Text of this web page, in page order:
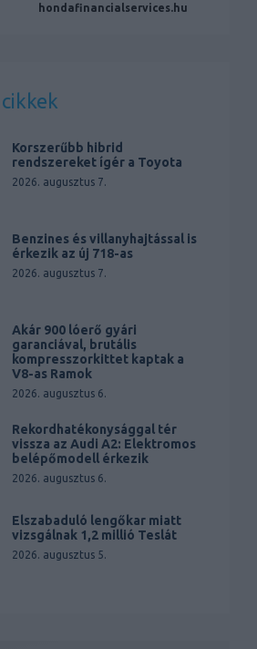
hondafinancialservices.hu
Korszerűbb hibrid
rendszereket ígér a Toyota
2026. augusztus 7.
Benzines és villanyhajtással is
érkezik az új 718-as
2026. augusztus 7.
Akár 900 lóerő gyári
garanciával, brutális
kompresszorkittet kaptak a
V8-as Ramok
2026. augusztus 6.
Rekordhatékonysággal tér
vissza az Audi A2: Elektromos
belépőmodell érkezik
2026. augusztus 6.
Elszabaduló lengőkar miatt
vizsgálnak 1,2 millió Teslát
2026. augusztus 5.